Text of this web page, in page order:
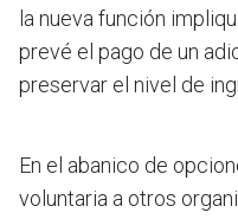
la nueva función
prevé el pago de un
preservar el nivel de
En el abanico de
voluntaria a otros